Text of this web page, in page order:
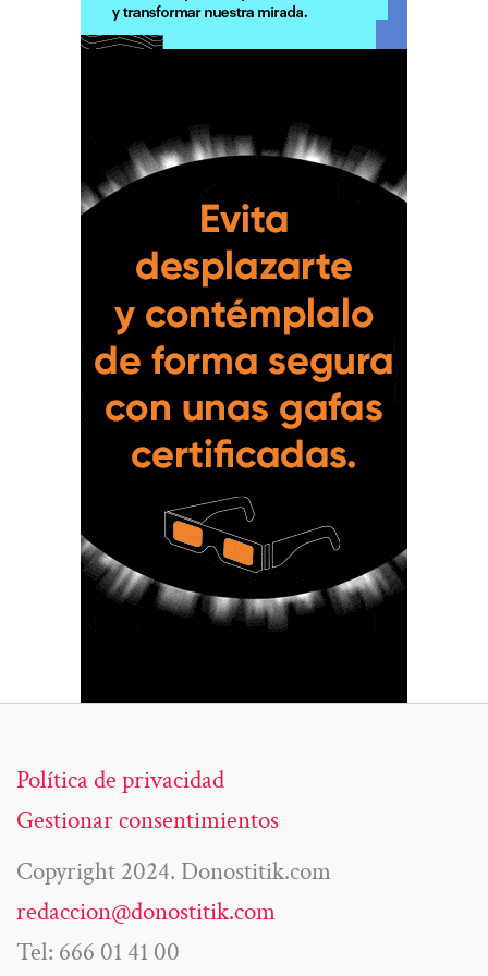
Política de privacidad
Gestionar consentimientos
Copyright 2024. Donostitik.com
redaccion@donostitik.com
Tel: 666 01 41 00